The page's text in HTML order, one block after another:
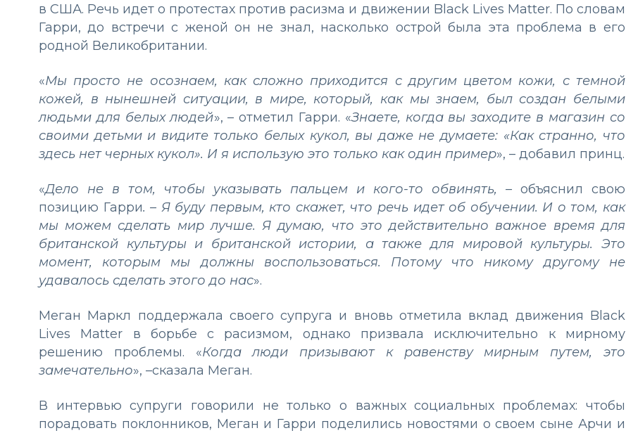
в США. Речь идет о протестах против расизма и движении Black Lives Matter. По словам
Гарри, до встречи с женой он не знал, насколько острой была эта проблема в его
родной Великобритании.
«Мы просто не осознаем, как сложно приходится с другим цветом кожи, с темной
кожей, в нынешней ситуации, в мире, который, как мы знаем, был создан белыми
людьми для белых людей», – отметил Гарри. «Знаете, когда вы заходите в магазин со
своими детьми и видите только белых кукол, вы даже не думаете: «Как странно, что
здесь нет черных кукол». И я использую это только как один пример», – добавил принц.
«Дело не в том, чтобы указывать пальцем и кого-то обвинять, –объяснил свою
позицию Гарри. – Я буду первым, кто скажет, что речь идет об обучении. И о том, как
мы можем сделать мир лучше. Я думаю, что это действительно важное время для
британской культуры и британской истории, а также для мировой культуры. Это
момент, которым мы должны воспользоваться. Потому что никому другому не
удавалось сделать этого до нас».
Меган Маркл поддержала своего супруга и вновь отметила вклад движения Black
Lives Matter в борьбе с расизмом, однако призвала исключительно к мирному
решению проблемы. «Когда люди призывают к равенству мирным путем, это
замечательно», –сказала Меган.
В интервью супруги говорили не только о важных социальных проблемах: чтобы
порадовать поклонников, Меган и Гарри поделились новостями о своем сыне Арчи и